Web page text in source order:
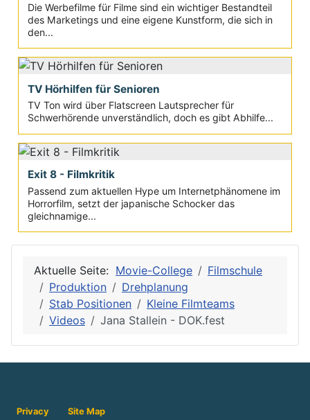
Die Werbefilme für Filme sind ein wichtiger Bestandteil
des Marketings und eine eigene Kunstform, die sich in
den...
TV Hörhilfen für Senioren
TV Ton wird über Flatscreen Lautsprecher für
Schwerhörende unverständlich, doch es gibt Abhilfe...
Exit 8 - Filmkritik
Passend zum aktuellen Hype um Internetphänomene im
Horrorfilm, setzt der japanische Schocker das
gleichnamige...
Aktuelle Seite: Movie-College
Filmschule
Produktion
Drehplanung
Stab Positionen
Kleine Filmteams
Videos
Jana Stallein - DOK.fest
Privacy Site Map